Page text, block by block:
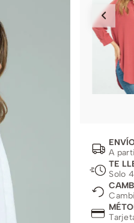
A
TE
Solo